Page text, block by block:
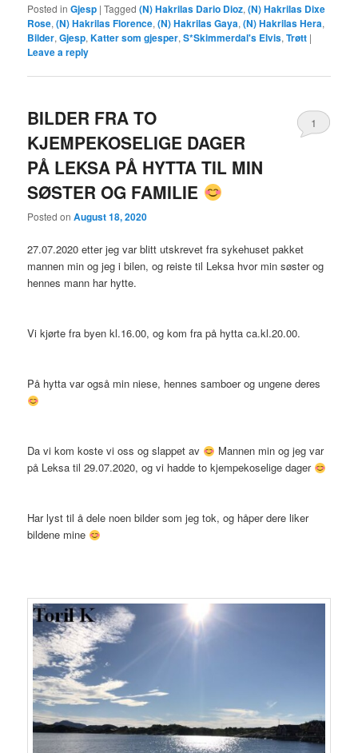
Posted in Gjesp |Tagged (N) Hakrilas Dario Dioz,(N) Hakrilas Dixe
Rose,(N) Hakrilas Florence,(N) Hakrilas Gaya,(N) Hakrilas Hera,
Bilder,Gjesp,Katter som gjesper,S*Skimmerdal's Elvis,Trøtt |
Leave a reply
BILDER FRA TO
KJEMPEKOSELIGE DAGER
PÅ LEKSA PÅ HYTTA TIL MIN
SØSTER OG FAMILIE
Posted onAugust 18, 2020
1
27.07.2020 etter jeg var blitt utskrevet fra sykehuset pakket
mannen min og jeg i bilen, og reiste til Leksa hvor min søster og
hennes mann har hytte.
Vi kjørte fra byen kl.16.00, og kom fra på hytta ca.kl.20.00.
På hytta var også min niese, hennes samboer og ungene deres
Da vi kom koste vi oss og slappet av
Mannen min og jeg var
på Leksa til 29.07.2020, og vi hadde to kjempekoselige dager
Har lyst til å dele noen bilder som jeg tok, og håper dere liker
bildene mine